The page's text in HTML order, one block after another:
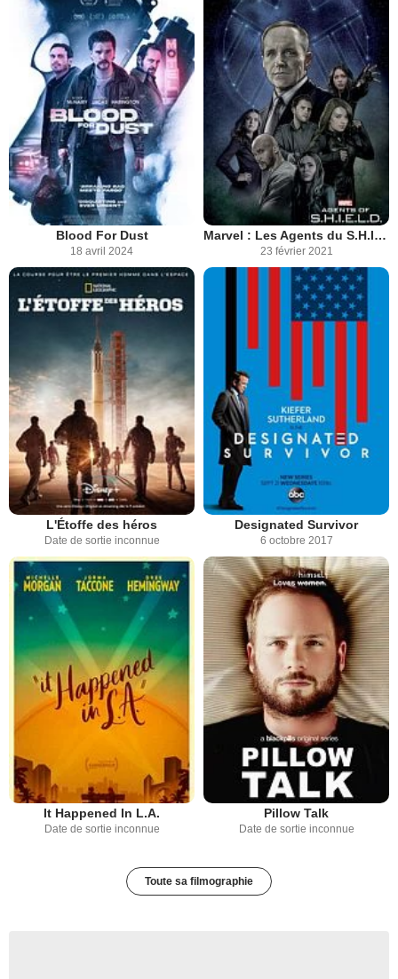
Blood For Dust
18 avril 2024
Marvel : Les Agents du S.H.I.E.L.D.
23 février 2021
L'Étoffe des héros
Date de sortie inconnue
Designated Survivor
6 octobre 2017
It Happened In L.A.
Date de sortie inconnue
Pillow Talk
Date de sortie inconnue
Toute sa filmographie